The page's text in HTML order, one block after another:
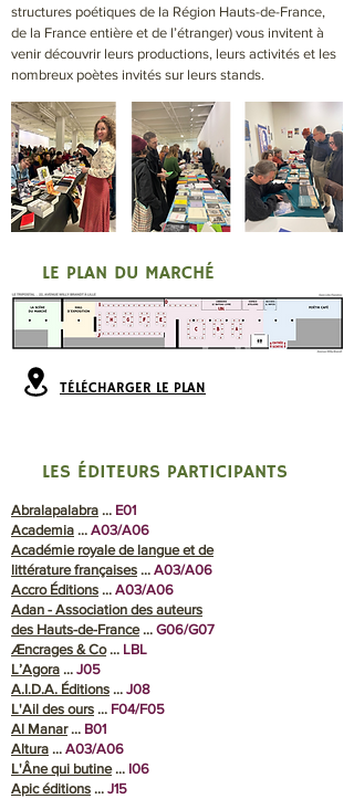
structures poétiques de la Région Hauts-de-France,
de la France entière et de l’étranger) vous invitent à
venir découvrir leurs productions, leurs activités et les
nombreux poètes invités sur leurs stands.
LE PLAN DU MARCHÉ
TÉLÉCHARGER LE PLAN
LES ÉDITEURS PARTICIPANTS
Abralapalabra ... E01
Academia … A03/A06
Académie royale de langue et de
littérature françaises … A03/A06
Accro Éditions … A03/A06
Adan - Association des auteurs
des Hauts-de-France… G06/G07
Æncrages & Co… LBL
L’Agora … J05
A.I.D.A. Éditions … J08
L'Ail des ours … F04/F05
Al Manar… B01
Altura … A03/A06
L'Âne qui butine… I06
Apic éditions … J15